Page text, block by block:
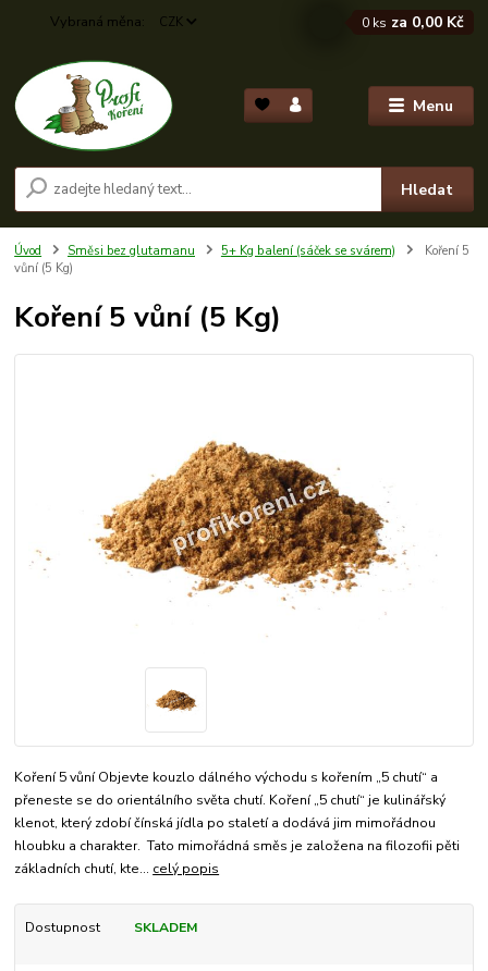
Menu
CZK
Hledat
0 ks za 0,00 Kč
Úvod Směsi bez glutamanu 5+ Kg balení (sáček se svárem)
Koření 5
vůní (5 Kg)
Koření 5 vůní (5 Kg)
Koření 5 vůní Objevte kouzlo dálného východu s kořením „5 chutí“ a
přeneste se do orientálního světa chutí. Koření „5 chutí“ je kulinářský
klenot, který zdobí čínská jídla po staletí a dodává jim mimořádnou
hloubku a charakter. Tato mimořádná směs je založena na filozofii pěti
základních chutí, kte... celý popis
Dostupnost SKLADEM